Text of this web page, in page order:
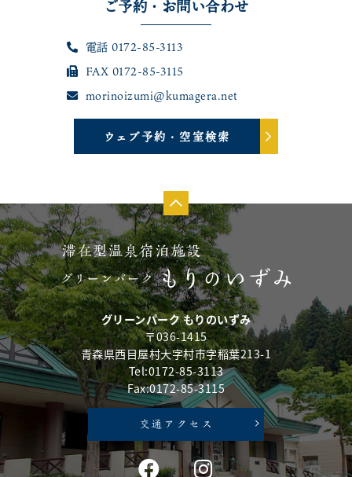
ご予約・ お問い合わせ
電話 0172-85-3113
FAX 0172-85-3115
morinoizumi@kumagera.net
ウェブ予約・空室検索
グリーンパーク もりのいずみ
〒036-1415
青森県西目屋村大字村市字稲葉213-1
Tel:0172-85-3113
Fax:0172-85-3115
交通アクセス